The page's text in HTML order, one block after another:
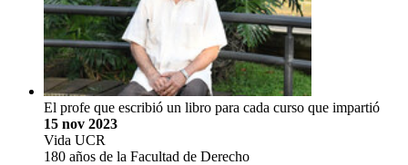
El profe que escribió un libro para cada curso que impartió
15 nov 2023
Vida UCR
180 años de la Facultad de Derecho